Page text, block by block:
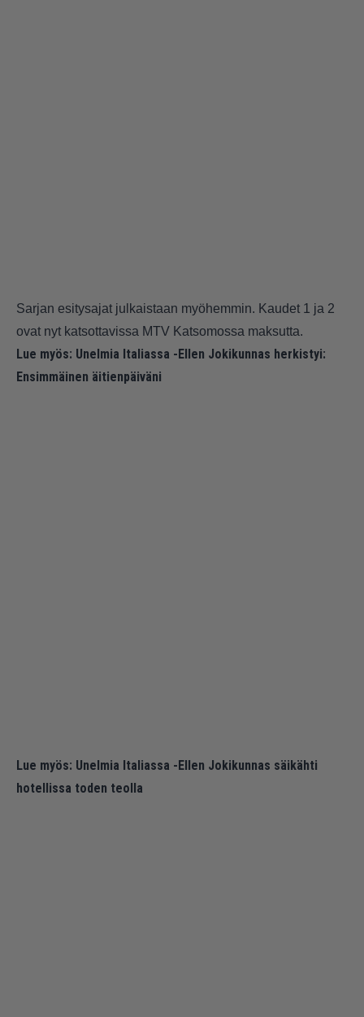
Sarjan esitysajat julkaistaan myöhemmin. Kaudet 1 ja 2
ovat nyt katsottavissa MTV Katsomossa maksutta.
Lue myös: Unelmia Italiassa -Ellen Jokikunnas herkistyi:
Ensimmäinen äitienpäiväni
Lue myös: Unelmia Italiassa -Ellen Jokikunnas säikähti
hotellissa toden teolla